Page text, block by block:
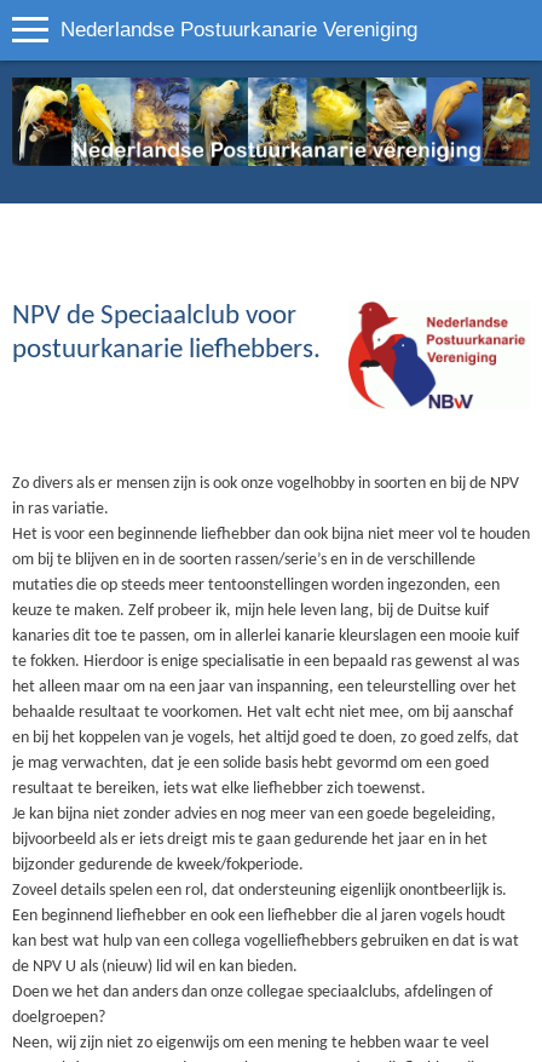
Nederlandse Postuurkanarie Vereniging
NPV de Speciaalclub voor
postuurkanarie liefhebbers.
Zo divers als er mensen zijn is ook onze vogelhobby in soorten en bij de NPV
in ras variatie.
Het is voor een beginnende liefhebber dan ook bijna niet meer vol te houden
om bij te blijven en in de soorten rassen/serie’s en in de verschillende
mutaties die op steeds meer tentoonstellingen worden ingezonden, een
keuze te maken. Zelf probeer ik, mijn hele leven lang, bij de Duitse kuif
kanaries dit toe te passen, om in allerlei kanarie kleurslagen een mooie kuif
te fokken. Hierdoor is enige specialisatie in een bepaald ras gewenst al was
het alleen maar om na een jaar van inspanning, een teleurstelling over het
behaalde resultaat te voorkomen. Het valt echt niet mee, om bij aanschaf
en bij het koppelen van je vogels, het altijd goed te doen, zo goed zelfs, dat
je mag verwachten, dat je een solide basis hebt gevormd om een goed
resultaat te bereiken, iets wat elke liefhebber zich toewenst.
Je kan bijna niet zonder advies en nog meer van een goede begeleiding,
bijvoorbeeld als er iets dreigt mis te gaan gedurende het jaar en in het
bijzonder gedurende de kweek/fokperiode.
Zoveel details spelen een rol, dat ondersteuning eigenlijk onontbeerlijk is.
Een beginnend liefhebber en ook een liefhebber die al jaren vogels houdt
kan best wat hulp van een collega vogelliefhebbers gebruiken en dat is wat
de NPV U als (nieuw) lid wil en kan bieden.
Doen we het dan anders dan onze collegae speciaalclubs, afdelingen of
doelgroepen?
Neen, wij zijn niet zo eigenwijs om een mening te hebben waar te veel